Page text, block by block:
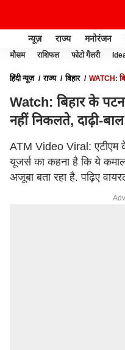
न्यूज़ राज्य मनोरंजन
मौसम राशिफल फोटो गैलरी
हिंदी न्यूज़ राज्य बिहार
WATCH:
Watch: बिहार के
नहीं निकलते, दाढ़ी-
ATM Video Viral:
यूजर्स का कहना है कि ये
अजूबा बता रहा है. पढ़िए